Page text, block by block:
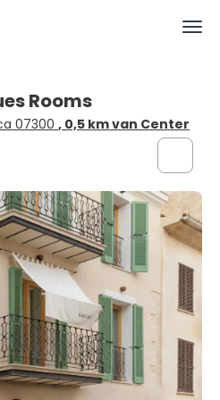
Rooms
07300 , 0,5 km van Center